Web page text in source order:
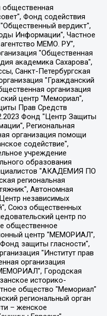
общественное движение "Маяк", Санкт-Петербургская ЛГБТ-инициативная группа "Выход", Инициативная группа ЛГБТ+ "Реверс", Алексеев Андрей Викторович, Бекбулатова Таисия Львовна, Беляев Иван Михайлович, Владыкина Елена Сергеевна, Гельман Марат Александрович, Никульшина Вероника Юрьевна, Толоконникова Надежда Андреевна, Шендерович Виктор Анатольевич, Общество с ограниченной ответственностью "Данное сообщение", Общество с ограниченной ответственностью Издательский дом "Новая глава", Айнбиндер Александра Александровна, Московский комьюнити-центр для ЛГБТ+инициатив, Благотворительный фонд развития филантропии, Deutsche Welle (Германия, Kurt-Schumacher-Strasse 3, 53113 Bonn), Борзунова Мария Михайловна, Воробьев Виктор Викторович, Голубева Анна Львовна, Константинова Алла Михайловна, Малкова Ирина Владимировна, Мурадов Мурад Абдулгалимович, Осетинская Елизавета Николаевна, Понасенков Евгений Николаевич, Ганапольский Матвей Юрьевич, Киселев Евгений Алексеевич, Борухович Ирина Григорьевна, Дремин Иван Тимофеевич, Дубровский Дмитрий Викторович, Красноярская региональная общественная организация поддержки и развития альтернативных образовательных технологий и межкультурных коммуникаций "ИНТЕРРА", Маяковская Екатерина Алексеевна, Фейгин Марк Захарович, Филимонов Андрей Викторович, Дзугкоева Регина Николаевна, Доброхотов Роман Александрович, Дудь Юрий Александрович, Елкин Сергей Владимирович, Кругликов Кирилл Игоревич, Сабунаева Мария Леонидовна, Семенов Алексей Владимирович, Шаинян Карен Багратович, Шульман Екатерина Михайловна, Асафьев Артур Валерьевич, Вахштайн Виктор Семенович, Венедиктов Алексей Алексеевич, Лушникова Екатерина Евгеньевна, Волков Леонид Михайлович, Невзоров Александр Глебович, Пархоменко Сергей Борисович, Сироткин Ярослав Николаевич, Кара-Мурза Владимир Владимирович, Баранова Наталья Владимировна, Гозман Леонид Яковлевич, Кагарлицкий Борис Юльевич, Климарев Михаил Валерьевич, Милов Владимир Станиславович, Автономная некоммерческая организация Краснодарский центр современного искусства "Типография", Моргенштерн Алишер Тагирович, Соболь Любовь Эдуардовна, Общество с ограниченной ответственностью "ЛИЗА НОРМ", Каспаров Гарри Кимович, Ходорковский Михаил Борисович, Общество с ограниченной ответственностью "Апрельские тезисы", Данилович Ирина Брониславовна, Кашин Олег Владимирович, Петров Николай Владимирович, Пивоваров Алексей Владимирович, Соколов Михаил Владимирович, Цветкова Юлия Владимировна, Чичваркин Евгений Александрович, Комитет против пыток/Команда против пыток, Общество с ограниченной ответственностью "Первый научный", Общество с ограниченной ответственностью "Вертолет и ко", Белоцерковская Вероника Борисовна, Кац Максим Евгеньевич, Лазарева Татьяна Юрьевна, Шаведдинов Руслан Табризович, Яшин Илья Валерьевич, Общество с ограниченной ответственностью "Иноагент ААВ", Алешковский Дмитрий Петрович, Альбац Евгения Марковна, Быков Дмитрий Львович, Галямина Юлия Евгеньевна, Лойко Сергей Леонидович, Мартынов Кирилл Константинович, Медведев Сергей Александрович, Крашенинников Федор Геннадиевич, Гордеева Катерина Вл